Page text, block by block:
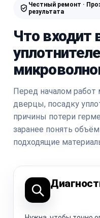
Честный ремонт ·
результата
Что входит
Перед началом работ
дверцы, посадку
причины потери
заранее понять
подходящие